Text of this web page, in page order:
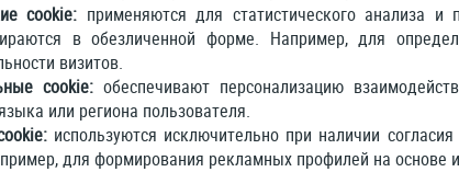
cookie: применяются для статистического анализа и
в обезличенной форме. Например, для
визитов.
cookie:обеспечивают персонализацию
или региона пользователя.
используются исключительно при наличии
для формирования рекламных профилей на основе